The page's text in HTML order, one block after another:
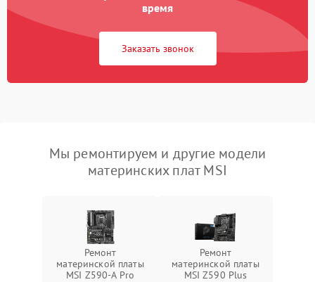
время
Заказать звонок
Мы ремонтируем и другие модели
материнских плат MSI
Ремонт
материнской платы
MSI Z590-A Pro
Ремонт
материнской платы
MSI Z590 Plus